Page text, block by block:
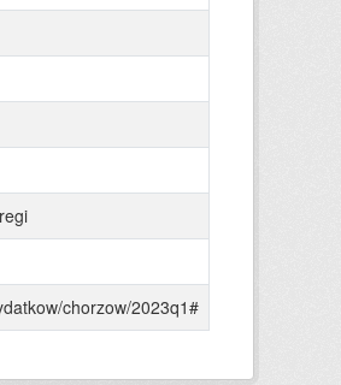
chorzow/2023q1#